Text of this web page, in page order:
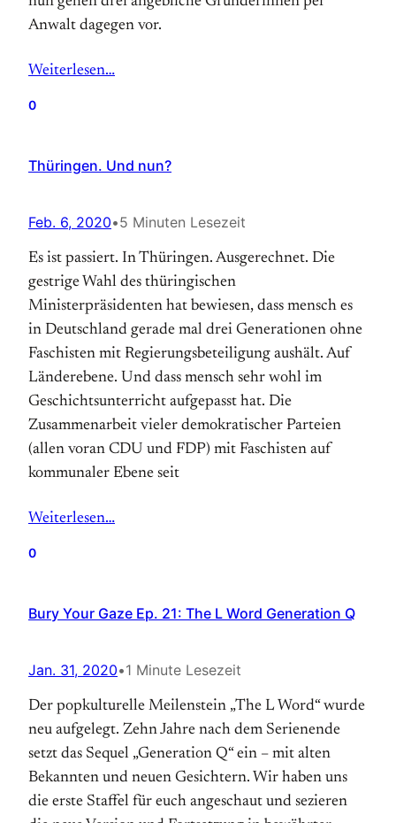
Anwalt dagegen vor.
Weiterlesen…
0
Thüringen. Und nun?
Feb. 6, 2020•5 Minuten Lesezeit
Es ist passiert. In Thüringen. Ausgerechnet. Die
gestrige Wahl des thüringischen
Ministerpräsidenten hat bewiesen, dass mensch es
in Deutschland gerade mal drei Generationen ohne
Faschisten mit Regierungsbeteiligung aushält. Auf
Länderebene. Und dass mensch sehr wohl im
Geschichtsunterricht aufgepasst hat. Die
Zusammenarbeit vieler demokratischer Parteien
(allen voran CDU und FDP) mit Faschisten auf
kommunaler Ebene seit
Weiterlesen…
0
Bury Your Gaze Ep. 21: The L Word Generation Q
Jan. 31, 2020•1 Minute Lesezeit
Der popkulturelle Meilenstein „The L Word“ wurde
neu aufgelegt. Zehn Jahre nach dem Serienende
setzt das Sequel „Generation Q“ ein – mit alten
Bekannten und neuen Gesichtern. Wir haben uns
die erste Staffel für euch angeschaut und sezieren